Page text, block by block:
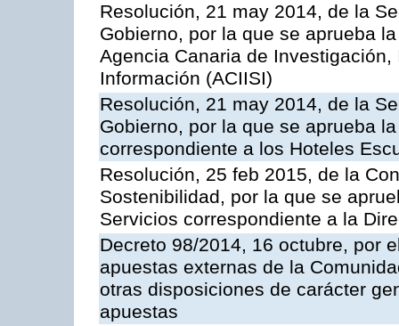
Resolución, 21 may 2014, de la
Gobierno, por la que se aprueba
Agencia Canaria de
Información (ACIISI)
Resolución, 21 may 2014, de la
Gobierno, por la que se aprueba
correspondiente a los Hoteles
Resolución, 25 feb 2015, de la
Sostenibilidad, por la que se
Servicios correspondiente a la
Decreto 98/2014, 16 octubre, por
apuestas externas de la
otras disposiciones de carácter
apuestas